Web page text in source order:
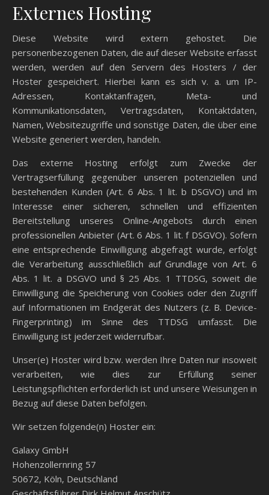
Externes Hosting
Diese Website wird extern gehostet. Die
personenbezogenen Daten, die auf dieser Website erfasst
werden, werden auf den Servern des Hosters / der
Hoster gespeichert. Hierbei kann es sich v. a. um IP-
Adressen, Kontaktanfragen, Meta- und
Kommunikationsdaten, Vertragsdaten, Kontaktdaten,
Namen, Websitezugriffe und sonstige Daten, die über eine
Website generiert werden, handeln.
Das externe Hosting erfolgt zum Zwecke der
Vertragserfüllung gegenüber unseren potenziellen und
bestehenden Kunden (Art. 6 Abs. 1 lit. b DSGVO) und im
Interesse einer sicheren, schnellen und effizienten
Bereitstellung unseres Online-Angebots durch einen
professionellen Anbieter (Art. 6 Abs. 1 lit. f DSGVO). Sofern
eine entsprechende Einwilligung abgefragt wurde, erfolgt
die Verarbeitung ausschließlich auf Grundlage von Art. 6
Abs. 1 lit. a DSGVO und § 25 Abs. 1 TTDSG, soweit die
Einwilligung die Speicherung von Cookies oder den Zugriff
auf Informationen im Endgerät des Nutzers (z. B. Device-
Fingerprinting) im Sinne des TTDSG umfasst. Die
Einwilligung ist jederzeit widerrufbar.
Unser(e) Hoster wird bzw. werden Ihre Daten nur insoweit
verarbeiten, wie dies zur Erfüllung seiner
Leistungspflichten erforderlich ist und unsere Weisungen in
Bezug auf diese Daten befolgen.
Wir setzen folgende(n) Hoster ein:
Galaxy GmbH
Hohenzollernring 57
50672, Köln, Deutschland